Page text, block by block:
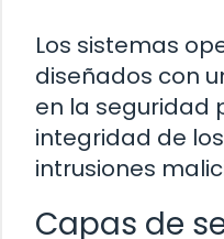
Los sistemas
diseñados con
en la seguridad
integridad de
intrusiones
Capas de